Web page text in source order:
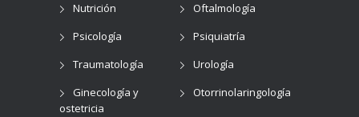
Nutrición
Oftalmología
Psicología
Psiquiatría
Traumatología
Urología
Ginecología y
ostetricia
Otorrinolaringología